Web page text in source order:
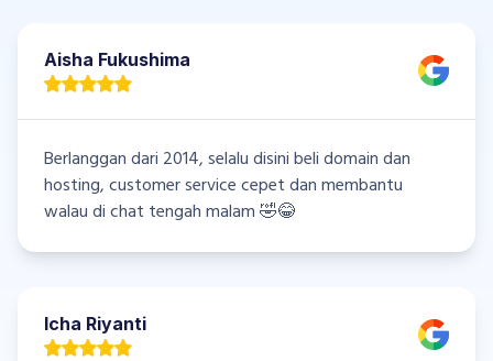
Aisha Fukushima
Berlanggan dari 2014, selalu disini beli domain dan
hosting, customer service cepet dan membantu
walau di chat tengah malam 🤣😂
Icha Riyanti